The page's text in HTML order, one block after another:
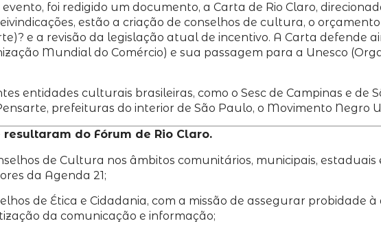
evento, foi redigido um documento, a Carta de Rio Claro,
estão a criação de conselhos de cultura, o
e a revisão da legislação atual de incentivo. A Carta defende
Mundial do Comércio) e sua passagem para a Unesco
entidades culturais brasileiras, como o Sesc de Campinas e de
prefeituras do interior de São Paulo, o Movimento Negro
do Fórum de Rio Claro.
de Cultura nos âmbitos comunitários, municipais,
da Agenda 21;
de Ética e Cidadania, com a missão de assegurar probidade
da comunicação e informação;